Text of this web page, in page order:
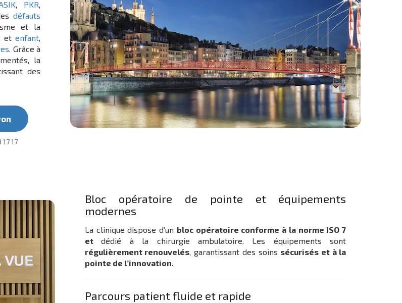
, PKR,
défauts
et la
etenfant,
. Grâce à
la
des
17
Bloc opératoire de pointe et équipements
modernes
La clinique dispose d’un bloc opératoire conforme à la norme ISO 7
etdédié à la chirurgie ambulatoire. Les équipements sont
régulièrement renouvelés, garantissant des soins sécurisés et à la
pointe de l’innovation.
Parcours patient fluide et rapide